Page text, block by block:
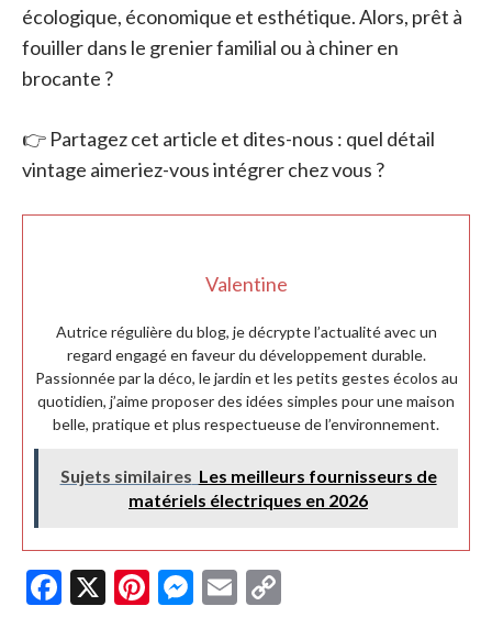
écologique, économique et esthétique. Alors, prêt à
fouiller dans le grenier familial ou à chiner en
brocante ?
👉 Partagez cet article et dites-nous : quel détail
vintage aimeriez-vous intégrer chez vous ?
Valentine
Autrice régulière du blog, je décrypte l’actualité avec un
regard engagé en faveur du développement durable.
Passionnée par la déco, le jardin et les petits gestes écolos au
quotidien, j’aime proposer des idées simples pour une maison
belle, pratique et plus respectueuse de l’environnement.
Sujets similaires Les meilleurs fournisseurs de
matériels électriques en 2026
F
X
Pi M E